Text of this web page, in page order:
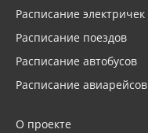
Расписание электричек
Расписание поездов
Расписание автобусов
Расписание авиарейсов
О проекте